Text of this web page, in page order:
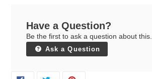
Have a Question?
Be the first to ask a question about this.
Ask a Question